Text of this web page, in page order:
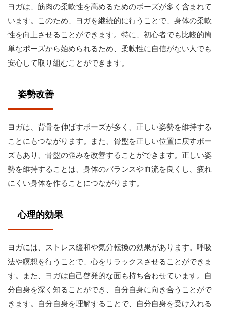
ヨガは、筋肉の柔軟性を高めるためのポーズが多く含まれて
います。このため、ヨガを継続的に行うことで、身体の柔軟
性を向上させることができます。特に、初心者でも比較的簡
単なポーズから始められるため、柔軟性に自信がない人でも
安心して取り組むことができます。
姿勢改善
ヨガは、背骨を伸ばすポーズが多く、正しい姿勢を維持する
ことにもつながります。また、骨盤を正しい位置に戻すポー
ズもあり、骨盤の歪みを改善することができます。正しい姿
勢を維持することは、身体のバランスや血流を良くし、疲れ
にくい身体を作ることにつながります。
心理的効果
ヨガには、ストレス緩和や気分転換の効果があります。呼吸
法や瞑想を行うことで、心をリラックスさせることができま
す。また、ヨガは自己啓発的な面も持ち合わせています。自
分自身を深く知ることができ、自分自身に向き合うことがで
きます。自分自身を理解することで、自分自身を受け入れる